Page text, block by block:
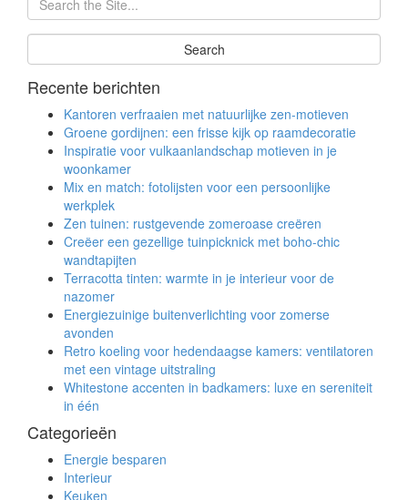
Recente berichten
Kantoren verfraaien met natuurlijke zen-motieven
Groene gordijnen: een frisse kijk op raamdecoratie
Inspiratie voor vulkaanlandschap motieven in je
woonkamer
Mix en match: fotolijsten voor een persoonlijke
werkplek
Zen tuinen: rustgevende zomeroase creëren
Creëer een gezellige tuinpicknick met boho-chic
wandtapijten
Terracotta tinten: warmte in je interieur voor de
nazomer
Energiezuinige buitenverlichting voor zomerse
avonden
Retro koeling voor hedendaagse kamers: ventilatoren
met een vintage uitstraling
Whitestone accenten in badkamers: luxe en sereniteit
in één
Categorieën
Energie besparen
Interieur
Keuken